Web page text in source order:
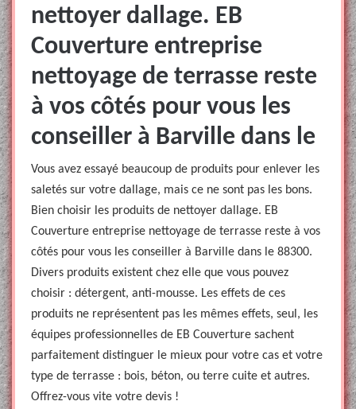
nettoyer dallage. EB
Couverture entreprise
nettoyage de terrasse reste
à vos côtés pour vous les
conseiller à Barville dans le
Vous avez essayé beaucoup de produits pour enlever les
saletés sur votre dallage, mais ce ne sont pas les bons.
Bien choisir les produits de nettoyer dallage. EB
Couverture entreprise nettoyage de terrasse reste à vos
côtés pour vous les conseiller à Barville dans le 88300.
Divers produits existent chez elle que vous pouvez
choisir : détergent, anti-mousse. Les effets de ces
produits ne représentent pas les mêmes effets, seul, les
équipes professionnelles de EB Couverture sachent
parfaitement distinguer le mieux pour votre cas et votre
type de terrasse : bois, béton, ou terre cuite et autres.
Offrez-vous vite votre devis !